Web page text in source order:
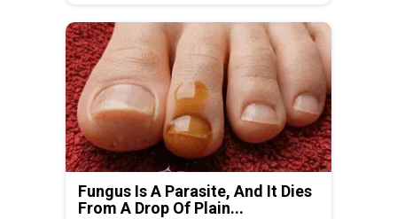
Fungus Is A Parasite, And It Dies
From A Drop Of Plain...